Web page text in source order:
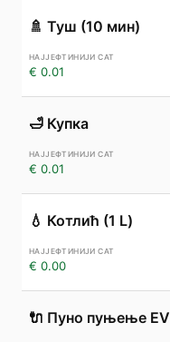
🚿 Туш (10 мин)
€ 0.01
🛁 Купка
€ 0.01
💧 Котлић (1 L)
€ 0.00
🔌 Пуно пуњење EV